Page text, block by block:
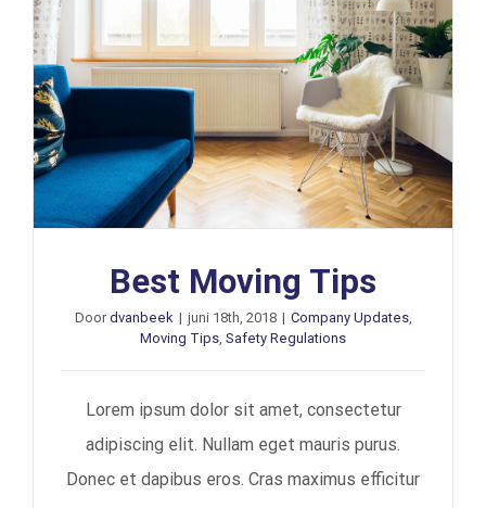
Best Moving Tips
Door dvanbeek | juni 18th, 2018 | Company Updates,
Moving Tips Safety Regulations
Lorem ipsum dolor sit amet, consectetur
adipiscing elit. Nullam eget mauris purus.
Donec et dapibus eros. Cras maximus efficitur